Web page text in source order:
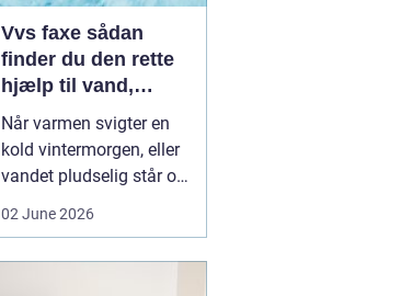
Vvs faxe sådan
finder du den rette
hjælp til vand,
varme og sanitet
Når varmen svigter en
kold vintermorgen, eller
vandet pludselig står op
02 June 2026